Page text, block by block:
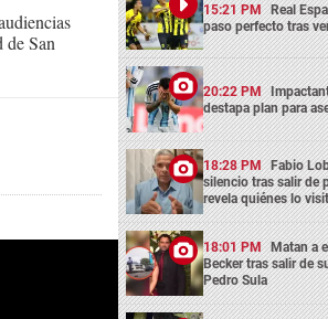
de San
15:21 PM Real
paso perfecto tras
20:22 PM
destapa plan para
18:28 PM Fabio
silencio tras salir de
revela quiénes lo
18:01 PM Matan a
Becker tras salir de
Pedro Sula